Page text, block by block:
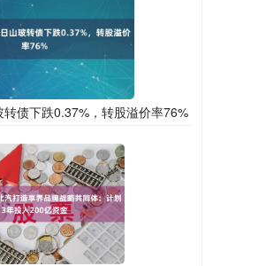
债下跌0.37%，转股溢价率76%